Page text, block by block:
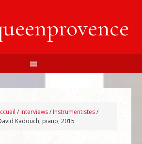
/ Interviews/ Instrumentistes/
Kadouch, piano, 2015